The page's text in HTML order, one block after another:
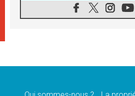
05.08.2026
SCEAM: L'Église en
en Argentine et au Pérou